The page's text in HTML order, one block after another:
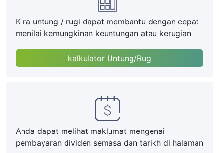
Kira untung / rugi dapat membantu dengan cepat
menilai kemungkinan keuntungan atau kerugian
kalkulator Untung/Rug
Anda dapat melihat maklumat mengenai
pembayaran dividen semasa dan tarikh di halaman